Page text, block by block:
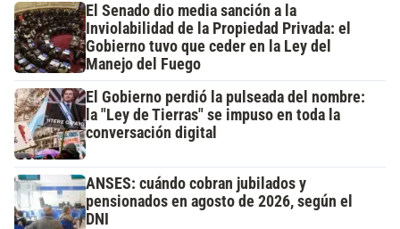
El Senado dio media sanción a la
Inviolabilidad de la Propiedad Privada: el
Gobierno tuvo que ceder en la Ley del
Manejo del Fuego
El Gobierno perdió la pulseada del nombre:
la "Ley de Tierras" se impuso en toda la
conversación digital
ANSES: cuándo cobran jubilados y
pensionados en agosto de 2026, según el
DNI